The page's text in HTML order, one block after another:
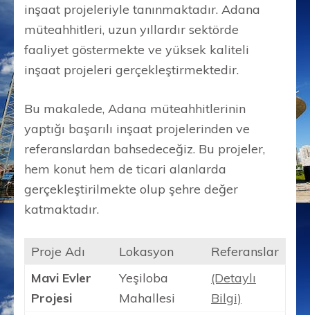
inşaat projeleriyle tanınmaktadır. Adana
müteahhitleri, uzun yıllardır sektörde
faaliyet göstermekte ve yüksek kaliteli
inşaat projeleri gerçekleştirmektedir.
Bu makalede, Adana müteahhitlerinin
yaptığı başarılı inşaat projelerinden ve
referanslardan bahsedeceğiz. Bu projeler,
hem konut hem de ticari alanlarda
gerçekleştirilmekte olup şehre değer
katmaktadır.
Proje Adı Lokasyon
Referanslar
Mavi Evler
Projesi
Yeşiloba
Mahallesi
(Detaylı
Bilgi)